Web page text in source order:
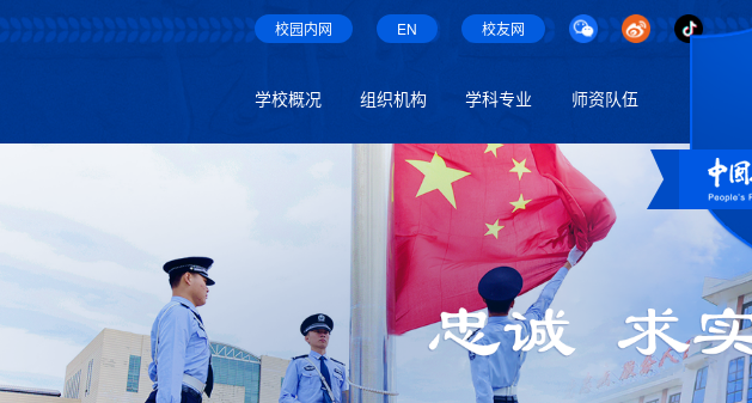
校园内网 EN 校友网
学校概况 组织机构 学科专业 师资队伍